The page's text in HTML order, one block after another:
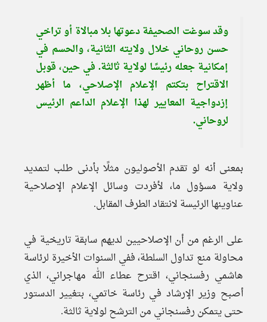
وقد سوغت الصحيفة دعوتها بلا مبالاة أو تراخي
حسن روحاني خلال ولايته الثانية، والحسم في
إمكانية جعله رئيسًا لولاية ثالثة. في حين، قوبل
الاقتراح بتكتم الإعلام الإصلاحي، ما أظهر
إزدواجية المعايير لهذا الإعلام الداعم الرئيس
لروحاني.
بمعنى أنه لو تقدم الأصوليون مثلًا بأدنى طلب لتمديد
ولاية مسؤول ما، لأفردت وسائل الإعلام الإصلاحية
عناوينها الرئيسة لانتقاد الطرف المقابل.
على الرغم من أن الإصلاحيين لديهم سابقة تاريخية في
محاولة منع تداول السلطة، ففي السنوات الأخيرة لرئاسة
هاشمي رفسنجاني، اقترح عطاء الله مهاجراني، الذي
أصبح وزير الإرشاد في رئاسة خاتمي، بتغيير الدستور
حتى يتمكن رفسنجاني من الترشح لولاية ثالثة.